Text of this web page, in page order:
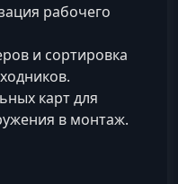
рабочего
и сортировка
карт для
в монтаж.